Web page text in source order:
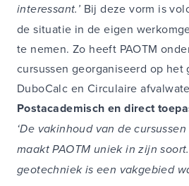
interessant.’ Bij deze vorm is
de situatie in de eigen
te nemen. Zo heeft PAOTM
cursussen georganiseerd op het
DuboCalc en Circulaire
Postacademisch en direct
‘De vakinhoud van de
maakt PAOTM uniek in zijn
geotechniek is een vakgebied